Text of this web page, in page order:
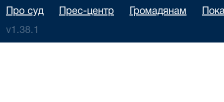
Про суд Прес-центр Громадянам
v1.38.1